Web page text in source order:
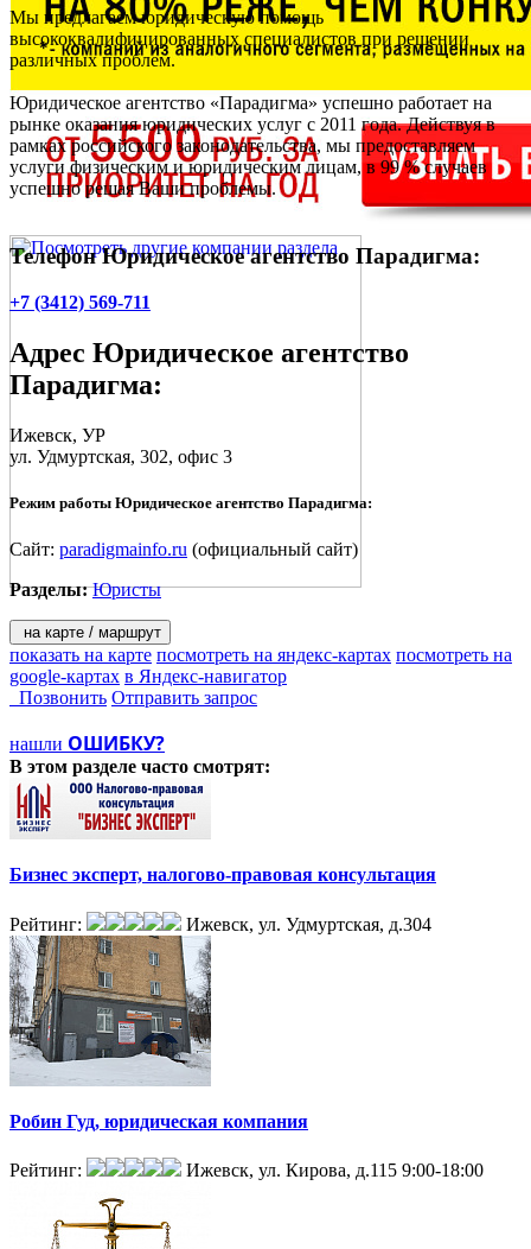
Мы предлагаем юридическую помощь
высококвалифицированных специалистов при решении
различных проблем.
Юридическое агентство «Парадигма» успешно работает на
рынке оказания юридических услуг с 2011 года. Действуя в
рамках российского законодательства, мы предоставляем
услуги физическим и юридическим лицам, в 99 % случаев
успешно решая Ваши проблемы.
Телефон Юридическое агентство Парадигма:
+7 (3412) 569-711
Адрес Юридическое агентство
Парадигма:
Ижевск, УР
ул. Удмуртская, 302, офис 3
Режим работы Юридическое агентство Парадигма:
Сайт: paradigmainfo.ru (официальный сайт)
Разделы: Юристы
на карте / маршрут
показать на карте посмотреть на яндекс-картах посмотреть на
google-картах в Яндекс-навигатор
Позвонить Отправить запрос
нашли ОШИБКУ?
В этом разделе часто смотрят:
Бизнес эксперт, налогово-правовая консультация
Рейтинг: Ижевск, ул. Удмуртская, д.304
Робин Гуд, юридическая компания
Рейтинг: Ижевск, ул. Кирова, д.115 9:00-18:00